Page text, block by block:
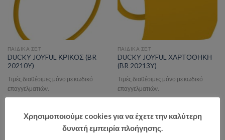
ΠΑΙΔΙΚΑ ΣΕΤ
DUCKY JOYFUL ΚΡΙΚΟΣ (BR
20210Y)
Τιμές διαθέσιμες μόνο με κωδικό
επαγγελματιών.
ΠΑΙΔΙΚΑ ΣΕΤ
DUCKY JOYFUL ΧΑΡΤΟΘΗΚΗ
(BR 20213Y)
Τιμές διαθέσιμες μόνο με κωδικό
επαγγελματιών.
Χρησιμοποιούμε cookies για να έχετε την καλύτερη
δυνατή εμπειρία πλοήγησης.